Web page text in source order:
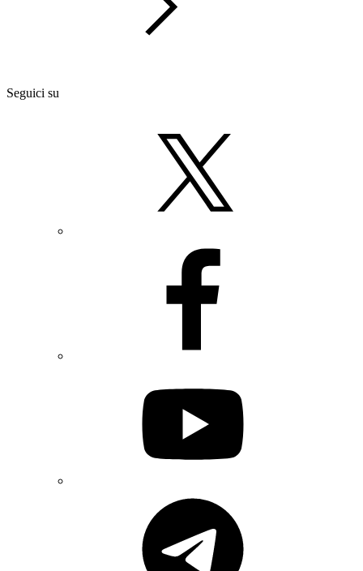
Seguici su